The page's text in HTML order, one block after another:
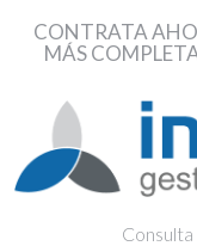
CONTRATA
MÁS